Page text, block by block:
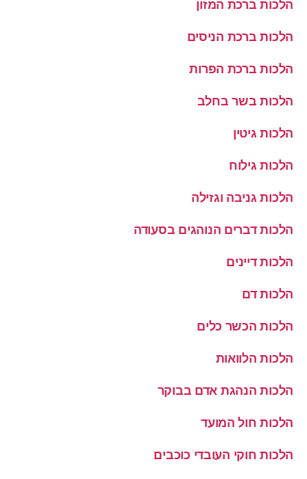
הלכות ברכת המזון
הלכות ברכת הניסים
הלכות ברכת הפרות
הלכות בשר בחלב
הלכות גיטין
הלכות גילוח
הלכות גניבה וגזילה
הלכות דברים הנוהגים בסעודה
הלכות דיינים
הלכות דם
הלכות הכשר כלים
הלכות הלוואות
הלכות הנהגת אדם בבוקר
הלכות חול המועד
הלכות חוקי העובדי כוכבים